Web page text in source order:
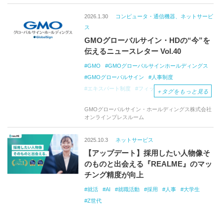
2026.1.30
コンピュータ・通信機器、ネットサービ
ス
GMOグローバルサイン・HDの“今”を
伝えるニュースレター Vol.40
GMO
GMOグローバルサインホールディングス
GMOグローバルサイン
人事制度
エキスパート制度
フィッシング攻撃
＋ タグをもっと見る
GMOグローバルサイン・ホールディングス株式会社
オンラインプレスルーム
2025.10.3 ネットサービス
【アップデート】採用したい人物像そ
のものと出会える『REALME』のマッ
チング精度が向上
就活 AI 就職活動 採用 人事
大学生
Z世代